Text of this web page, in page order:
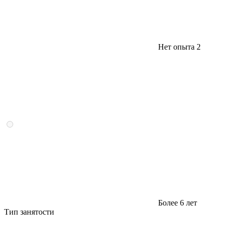
Нет опыта 2
Более 6 лет
Тип занятости